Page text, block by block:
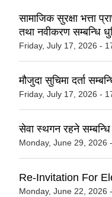
सामाजिक सुरक्षा भत्ता
तथा नवीकरण सम्बन्धि
Friday, July 17, 2026 -
मौजुदा सुचिमा दर्ता
Friday, July 17, 2026 -
सेवा स्थगन रहने
Monday, June 29, 2026
Re-Invitation For
Monday, June 22, 2026